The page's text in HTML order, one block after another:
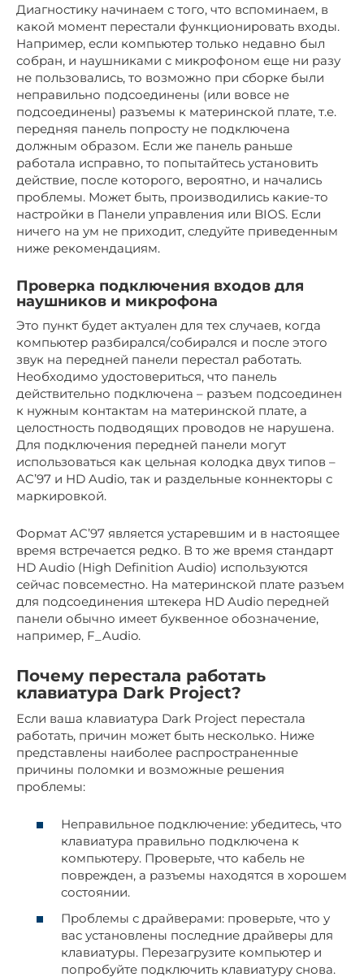
Диагностику начинаем с того, что вспоминаем, в
какой момент перестали функционировать входы.
Например, если компьютер только недавно был
собран, и наушниками с микрофоном еще ни разу
не пользовались, то возможно при сборке были
неправильно подсоединены (или вовсе не
подсоединены) разъемы к материнской плате, т.е.
передняя панель попросту не подключена
должным образом. Если же панель раньше
работала исправно, то попытайтесь установить
действие, после которого, вероятно, и начались
проблемы. Может быть, производились какие-то
настройки в Панели управления или BIOS. Если
ничего на ум не приходит, следуйте приведенным
ниже рекомендациям.
Проверка подключения входов для
наушников и микрофона
Это пункт будет актуален для тех случаев, когда
компьютер разбирался/собирался и после этого
звук на передней панели перестал работать.
Необходимо удостовериться, что панель
действительно подключена – разъем подсоединен
к нужным контактам на материнской плате, а
целостность подводящих проводов не нарушена.
Для подключения передней панели могут
использоваться как цельная колодка двух типов –
AC’97 и HD Audio, так и раздельные коннекторы с
маркировкой.
Формат AC’97 является устаревшим и в настоящее
время встречается редко. В то же время стандарт
HD Audio (High Definition Audio) используются
сейчас повсеместно. На материнской плате разъем
для подсоединения штекера HD Audio передней
панели обычно имеет буквенное обозначение,
например, F_Audio.
Почему перестала работать
клавиатура Dark Project?
Если ваша клавиатура Dark Project перестала
работать, причин может быть несколько. Ниже
представлены наиболее распространенные
причины поломки и возможные решения
проблемы:
Неправильное подключение: убедитесь, что
клавиатура правильно подключена к
компьютеру. Проверьте, что кабель не
поврежден, а разъемы находятся в хорошем
состоянии.
Проблемы с драйверами: проверьте, что у
вас установлены последние драйверы для
клавиатуры. Перезагрузите компьютер и
попробуйте подключить клавиатуру снова.